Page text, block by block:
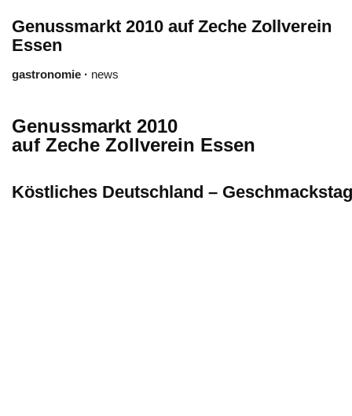
Genussmarkt 2010 auf Zeche Zollverein
Essen
gastronomie · news
Genussmarkt 2010
auf Zeche Zollverein Essen
Köstliches Deutschland –